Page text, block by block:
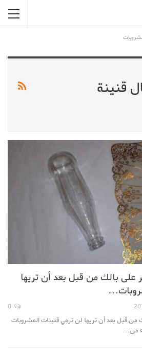
قنينة
على بالك من قبل بعد أن تريها
من قبل بعد أن تريها لن ترمي قنينات المشروبات
من…